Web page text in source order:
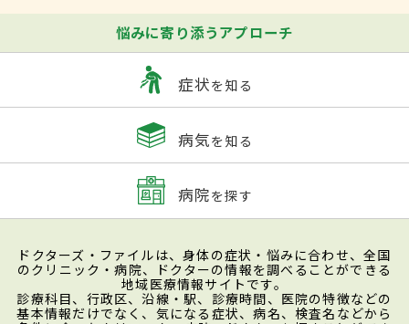
悩みに寄り添うアプローチ
症状を知る
病気を知る
病院を探す
ドクターズ・ファイルは、身体の症状・悩みに合わせ、全国
のクリニック・病院、ドクターの情報を調べることができる
地域医療情報サイトです。
診療科目、行政区、沿線・駅、診療時間、医院の特徴などの
基本情報だけでなく、気になる症状、病名、検査名などから